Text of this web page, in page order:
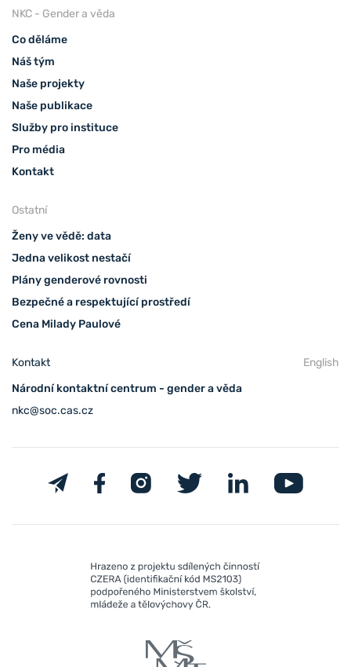
NKC - Gender a věda
Co děláme
Náš tým
Naše projekty
Naše publikace
Služby pro instituce
Pro média
Kontakt
Ostatní
Ženy ve vědě: data
Jedna velikost nestačí
Plány genderové rovnosti
Bezpečné a respektující prostředí
Cena Milady Paulové
Kontakt
English
Národní kontaktní centrum - gender a věda
nkc@soc.cas.cz